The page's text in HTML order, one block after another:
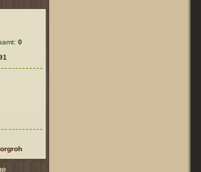
0